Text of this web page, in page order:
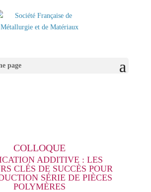
page
COLLOQUE
ADDITIVE : LES
CLÉS DE SUCCÈS POUR
SÉRIE DE PIÈCES
POLYMÈRES